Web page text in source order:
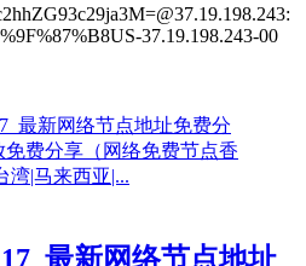
37.19.198.243-00
最新网络节点地址